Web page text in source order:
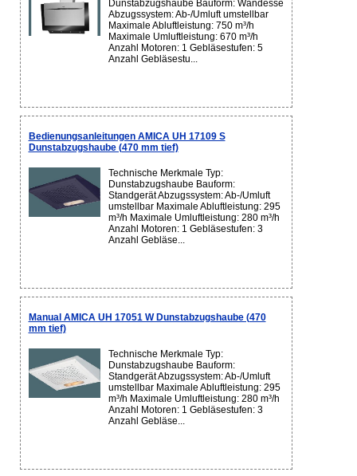
Dunstabzugshaube Bauform: Wandesse
Abzugssystem: Ab-/Umluft umstellbar
Maximale Abluftleistung: 750 m³/h
Maximale Umluftleistung: 670 m³/h
Anzahl Motoren: 1 Gebläsestufen: 5
Anzahl Gebläsestu...
Bedienungsanleitungen AMICA UH 17109 S
Dunstabzugshaube (470 mm tief)
Technische Merkmale Typ:
Dunstabzugshaube Bauform:
Standgerät Abzugssystem: Ab-/Umluft
umstellbar Maximale Abluftleistung: 295
m³/h Maximale Umluftleistung: 280 m³/h
Anzahl Motoren: 1 Gebläsestufen: 3
Anzahl Gebläse...
Manual AMICA UH 17051 W Dunstabzugshaube (470
mm tief)
Technische Merkmale Typ:
Dunstabzugshaube Bauform:
Standgerät Abzugssystem: Ab-/Umluft
umstellbar Maximale Abluftleistung: 295
m³/h Maximale Umluftleistung: 280 m³/h
Anzahl Motoren: 1 Gebläsestufen: 3
Anzahl Gebläse...